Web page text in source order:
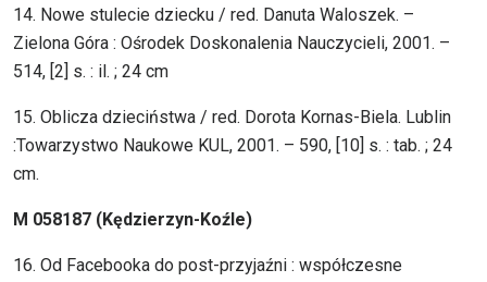
14. Nowe stulecie dziecku / red. Danuta Waloszek. –
Zielona Góra : Ośrodek Doskonalenia Nauczycieli, 2001. –
514, [2] s. : il. ; 24 cm
15. Oblicza dzieciństwa / red. Dorota Kornas-Biela. Lublin
:Towarzystwo Naukowe KUL, 2001. – 590, [10] s. : tab. ; 24
cm.
M 058187 (Kędzierzyn-Koźle)
16. Od Facebooka do post-przyjaźni : współczesne